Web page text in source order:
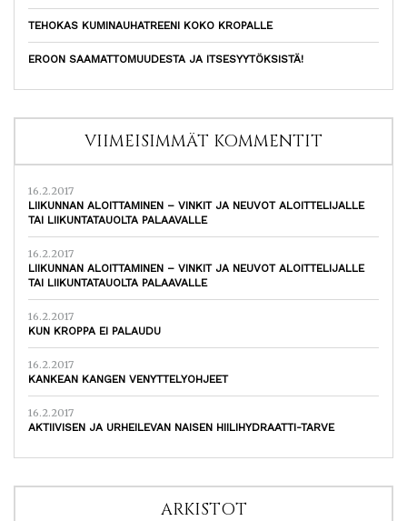
TEHOKAS KUMINAUHATREENI KOKO KROPALLE
EROON SAAMATTOMUUDESTA JA ITSESYYTÖKSISTÄ!
VIIMEISIMMÄT KOMMENTIT
16.2.2017
LIIKUNNAN ALOITTAMINEN – VINKIT JA NEUVOT ALOITTELIJALLE
TAI LIIKUNTATAUOLTA PALAAVALLE
16.2.2017
LIIKUNNAN ALOITTAMINEN – VINKIT JA NEUVOT ALOITTELIJALLE
TAI LIIKUNTATAUOLTA PALAAVALLE
16.2.2017
KUN KROPPA EI PALAUDU
16.2.2017
KANKEAN KANGEN VENYTTELYOHJEET
16.2.2017
AKTIIVISEN JA URHEILEVAN NAISEN HIILIHYDRAATTI-TARVE
ARKISTOT